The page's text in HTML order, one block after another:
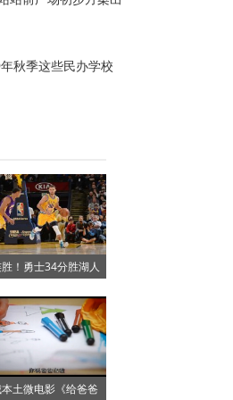
秋季这些民办学校
！勇士34分胜湖人
土微电影《给爸爸